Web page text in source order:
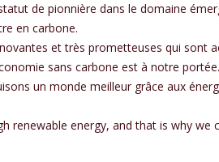
de pionnière dans le domaine
en carbone.
et très prometteuses qui sont
sans carbone est à notre portée.
un monde meilleur grâce aux
energy, and that is why we